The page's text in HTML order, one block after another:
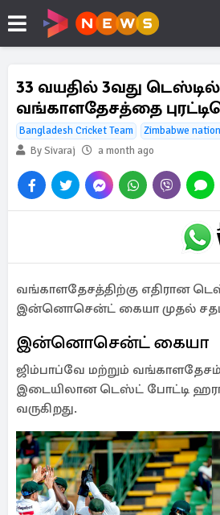
33 வயதில் 3வது
வங்காளதேசத்தை
Bangladesh Cricket Team
Zimbabwe
By Sivaraj
a month ago
வங்காளதேசத்திற்கு எதிரான
இன்னொசென்ட் கையா முதல் சதம்
இன்னொசென்ட் கையா
ஜிம்பாப்வே மற்றும்
இடையிலான டெஸ்ட் போட்டி
வருகிறது.